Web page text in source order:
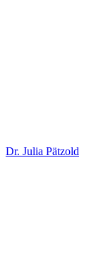
Dr. Julia Pätzold